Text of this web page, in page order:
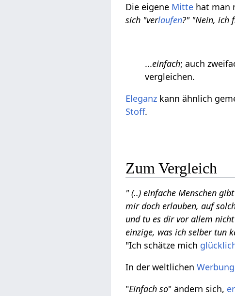
Die eigene Mitte hat man
sich "verlaufen?" "Nein, ich
...einfach; auch
vergleichen.
Eleganz kann ähnlich
Stoff.
Zum Vergleich
" (..) einfache Menschen
mir doch erlauben, auf
und tu es dir vor allem
einzige, was ich selber tun
"Ich schätze mich
In der weltlichenWerbung
"Einfach so" ändern sich,